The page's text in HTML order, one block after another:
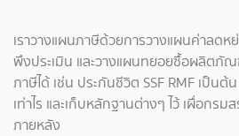
เราวางแผนภาษีด้วยการวางแผนค่าลด
พึงประเมิน และวางแผนทยอยซื้อผลิตภั
ภาษีได้ เช่น ประกันชีวิต SSF RMF เป็น
เท่าไร และเก็บหลักฐานต่างๆ ไว้ เผื่อกร
ภายหลัง